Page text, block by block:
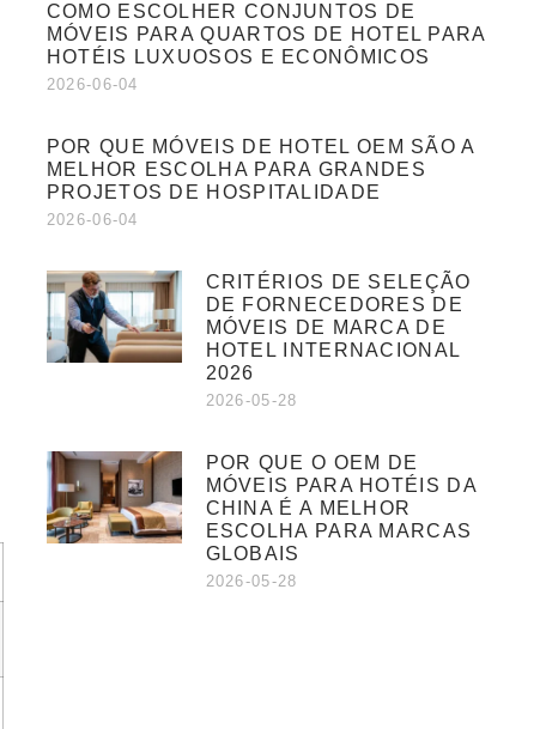
COMO ESCOLHER CONJUNTOS DE
MÓVEIS PARA QUARTOS DE HOTEL PARA
HOTÉIS LUXUOSOS E ECONÔMICOS
2026-06-04
POR QUE MÓVEIS DE HOTEL OEM SÃO A
MELHOR ESCOLHA PARA GRANDES
PROJETOS DE HOSPITALIDADE
2026-06-04
CRITÉRIOS DE SELEÇÃO
DE FORNECEDORES DE
MÓVEIS DE MARCA DE
HOTEL INTERNACIONAL
2026
2026-05-28
POR QUE O OEM DE
MÓVEIS PARA HOTÉIS DA
CHINA É A MELHOR
ESCOLHA PARA MARCAS
GLOBAIS
2026-05-28